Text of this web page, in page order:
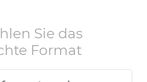
Sie das
Format